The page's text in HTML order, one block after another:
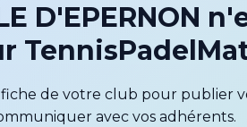
D'EPERNON
de votre club pour publier
avec vos adhérents.